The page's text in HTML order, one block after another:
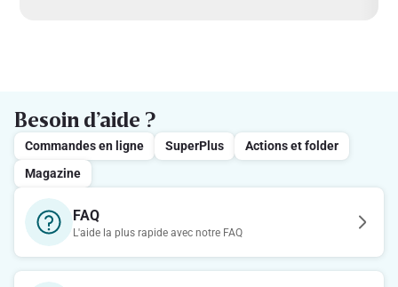
Besoin d’aide ?
Commandes en ligne SuperPlus
Actions et folder
Magazine
FAQ
L'aide la plus rapide avec notre FAQ